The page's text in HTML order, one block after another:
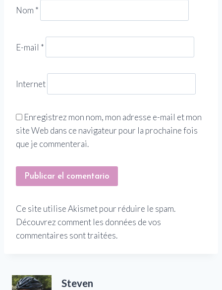
Nom *
E-mail *
Internet
Enregistrez mon nom, mon adresse e-mail et mon
site Web dans ce navigateur pour la prochaine fois
que je commenterai.
Ce site utilise Akismet pour réduire le spam.
Découvrez comment les données de vos
commentaires sont traitées.
Steven